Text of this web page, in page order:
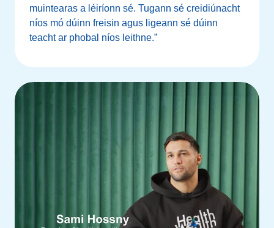
muintearas a léiríonn sé. Tugann sé creidiúnacht
níos mó dúinn freisin agus ligeann sé dúinn
teacht ar phobal níos leithne.”